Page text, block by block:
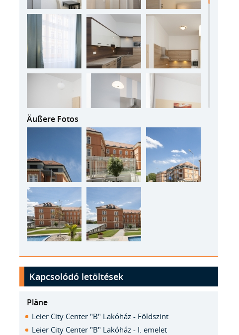
Äußere Fotos
Kapcsolódó letöltések
Pläne
Leier City Center "B" Lakóház - Földszint
Leier City Center "B" Lakóház - I. emelet